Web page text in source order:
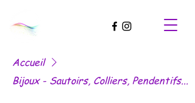
Accueil
Bijoux - Sautoirs, Colliers, Pendentifs...